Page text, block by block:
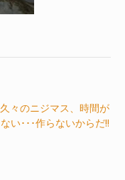
久々のニジマス、時間が
ない･･･作らないからだ!!